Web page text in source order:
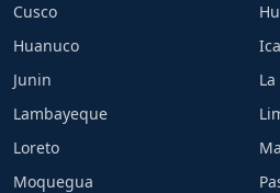
Cusco
Huanuco
Ica
Junin
Lambayeque
Loreto
Moquegua